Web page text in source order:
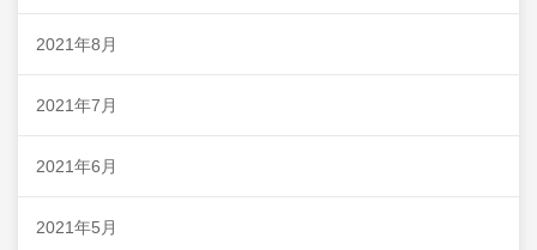
2021年8月
2021年7月
2021年6月
2021年5月